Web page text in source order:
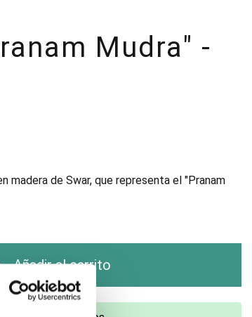
Mudra" -
madera de Swar, que representa el "Pranam
Añadir al carrito